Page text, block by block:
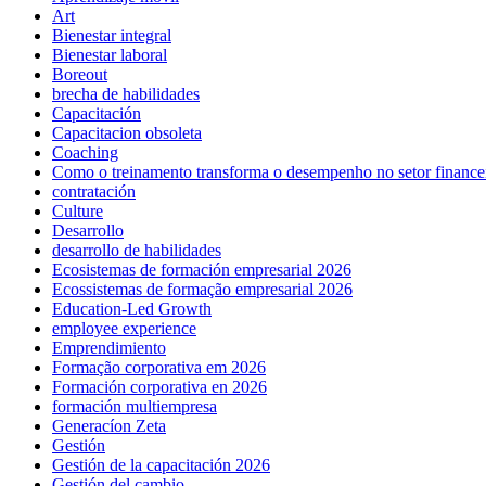
Art
Bienestar integral
Bienestar laboral
Boreout
brecha de habilidades
Capacitación
Capacitacion obsoleta
Coaching
Como o treinamento transforma o desempenho no setor
contratación
Culture
Desarrollo
desarrollo de habilidades
Ecosistemas de formación empresarial 2026
Ecossistemas de formação empresarial 2026
Education-Led Growth
employee experience
Emprendimiento
Formação corporativa em 2026
Formación corporativa en 2026
formación multiempresa
Generacíon Zeta
Gestión
Gestión de la capacitación 2026